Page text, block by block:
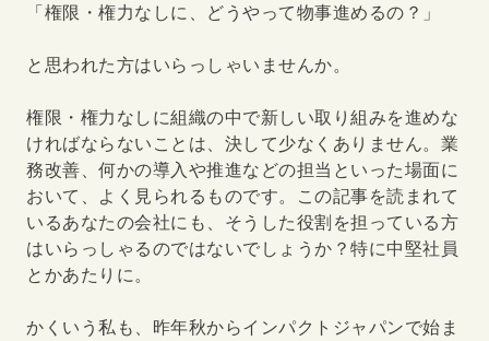
「権限・権力なしに、どうやって物事進めるの？」
と思われた方はいらっしゃいませんか。
権限・権力なしに組織の中で新しい取り組みを進めな
ければならないことは、決して少なくありません。業
務改善、何かの導入や推進などの担当といった場面に
おいて、よく見られるものです。この記事を読まれて
いるあなたの会社にも、そうした役割を担っている方
はいらっしゃるのではないでしょうか？特に中堅社員
とかあたりに。
かくいう私も、昨年秋からインパクトジャパンで始ま